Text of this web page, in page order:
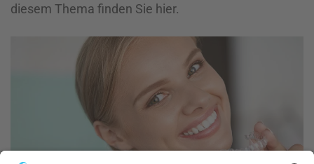
diesem Thema finden Sie hier.